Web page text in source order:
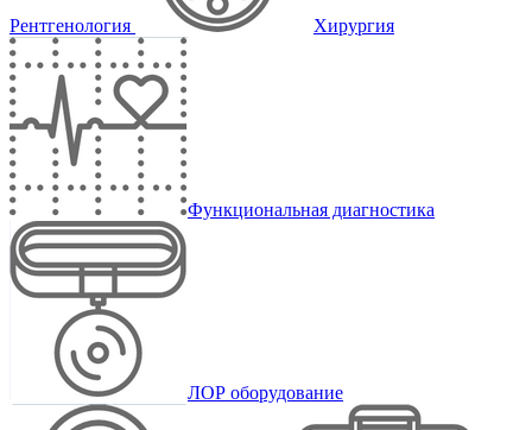
Рентгенология Хирургия
Функциональная диагностика
ЛОР оборудование